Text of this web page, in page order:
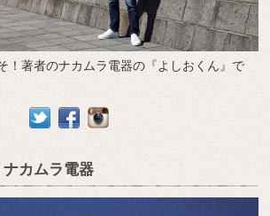
！著者のナカムラ電器の『よしおくん』で
カムラ電器